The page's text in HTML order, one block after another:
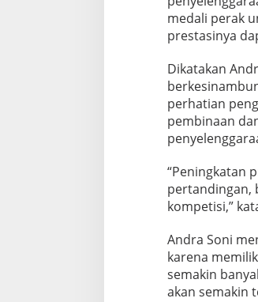
a
n
A
l
t
,
P
e
u
r
u
F
I
B
a
medali perak
prestasinya
Dikatakan
perhatian
pembinaan
“Peningkatan
pertandingan,
kompetisi,”
Andra Soni
karena
semakin
akan semakin